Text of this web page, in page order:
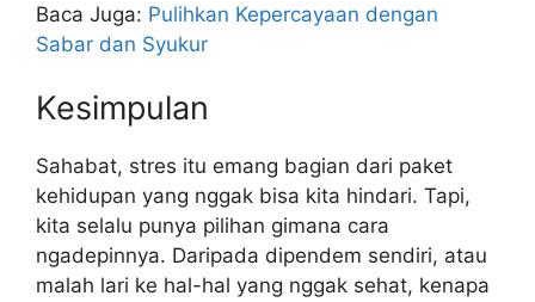
Baca Juga: Pulihkan Kepercayaan dengan
Sabar dan Syukur
Kesimpulan
Sahabat, stres itu emang bagian dari paket
kehidupan yang nggak bisa kita hindari. Tapi,
kita selalu punya pilihan gimana cara
ngadepinnya. Daripada dipendem sendiri, atau
malah lari ke hal-hal yang nggak sehat, kenapa